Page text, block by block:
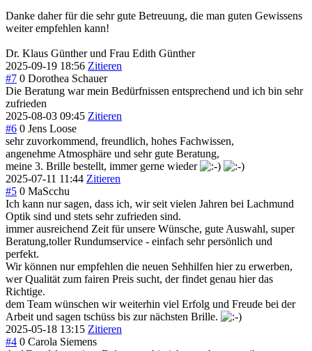
Danke daher für die sehr gute Betreuung, die man guten Gewissens
weiter empfehlen kann!
Dr. Klaus Günther und Frau Edith Günther
2025-09-19 18:56 Zitieren
#7 0 Dorothea Schauer
Die Beratung war mein Bedürfnissen entsprechend und ich bin sehr
zufrieden
2025-08-03 09:45 Zitieren
#6 0 Jens Loose
sehr zuvorkommend, freundlich, hohes Fachwissen,
angenehme Atmosphäre und sehr gute Beratung,
meine 3. Brille bestellt, immer gerne wieder
2025-07-11 11:44 Zitieren
#5 0 MaScchu
Ich kann nur sagen, dass ich, wir seit vielen Jahren bei Lachmund
Optik sind und stets sehr zufrieden sind.
immer ausreichend Zeit für unsere Wünsche, gute Auswahl, super
Beratung,toller Rundumservice - einfach sehr persönlich und
perfekt.
Wir können nur empfehlen die neuen Sehhilfen hier zu erwerben,
wer Qualität zum fairen Preis sucht, der findet genau hier das
Richtige.
dem Team wünschen wir weiterhin viel Erfolg und Freude bei der
Arbeit und sagen tschüss bis zur nächsten Brille.
2025-05-18 13:15 Zitieren
#4 0 Carola Siemens